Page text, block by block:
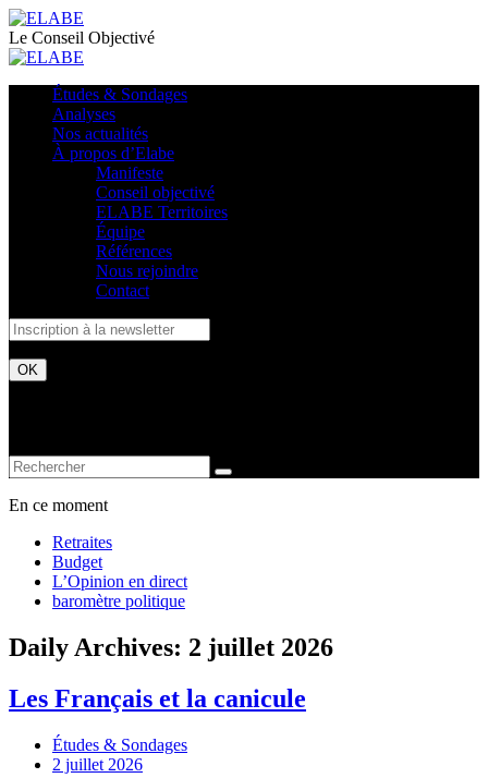
Le Conseil Objectivé
Études & Sondages
Analyses
Nos actualités
À propos d’Elabe
Manifeste
Conseil objectivé
ELABE Territoires
Équipe
Références
Nous rejoindre
Contact
En ce moment
Retraites
Budget
L’Opinion en direct
baromètre politique
Daily Archives: 2 juillet 2026
Les Français et la canicule
Études & Sondages
2 juillet 2026